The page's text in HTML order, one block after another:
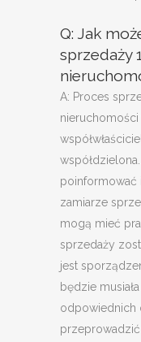
Q: Jak
sprzedaży
A: Proces
poinformować
zamiarze
mogą mieć
sprzedaży
jest
będzie
odpowiednich